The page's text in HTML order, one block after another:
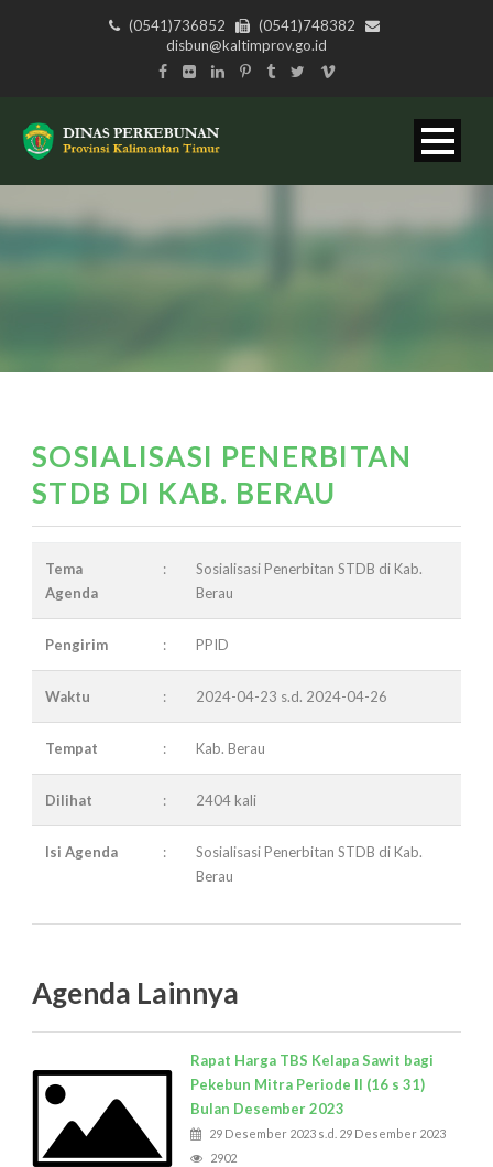
(0541)736852
(0541)748382
disbun@kaltimprov.go.id
SOSIALISASI PENERBITAN
STDB DI KAB. BERAU
Tema
Agenda
:
Sosialisasi Penerbitan STDB di Kab.
Berau
Pengirim : PPID
Waktu : 2024-04-23 s.d. 2024-04-26
Tempat : Kab. Berau
Dilihat : 2404 kali
Isi Agenda :
Sosialisasi Penerbitan STDB di Kab.
Berau
Agenda Lainnya
Rapat Harga TBS Kelapa Sawit bagi
Pekebun Mitra Periode II (16 s 31)
Bulan Desember 2023
29 Desember 2023 s.d. 29 Desember 2023
2902